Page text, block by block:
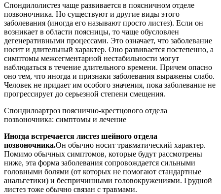
Спондилолистез чаще развивается в поясничном отделе
позвоночника. Но существуют и другие виды этого
заболевания (иногда его называют просто листез). Если он
возникает в области поясницы, то чаще обусловлен
дегенеративными процессами. Это означает, что заболевание
носит и длительный характер. Оно развивается постепенно, а
симптомы межсегментарной нестабильности могут
наблюдаться в течение длительного времени. Причем опасно
оно тем, что иногда и признаки заболевания выражены слабо.
Человек не придает им особого значения, пока заболевание не
прогрессирует до серьезной степени смещения.
Спондилоартроз пояснично-крестцового отдела
позвоночника: симптомы и лечение
Иногда встречается листез шейного отдела
позвоночника.Он обычно носит травматический характер.
Помимо обычных симптомов, которые будут рассмотрены
ниже, эта форма заболевания сопровождается сильными
головными болями (от которых не помогают стандартные
анальгетики) и беспричинными головокружениями. Грудной
листез тоже обычно связан с травмами.